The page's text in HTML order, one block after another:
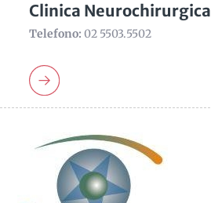
Clinica Neurochirurgica
Telefono: 02 5503.5502